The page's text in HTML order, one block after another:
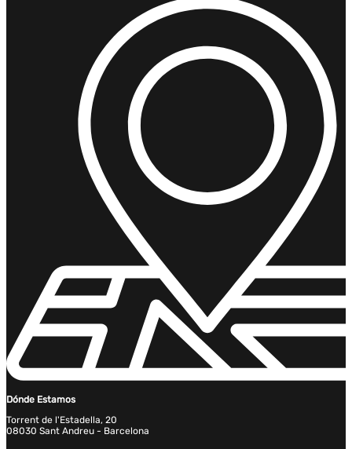
Dónde Estamos
Torrent de l'Estadella, 20
08030 Sant Andreu - Barcelona